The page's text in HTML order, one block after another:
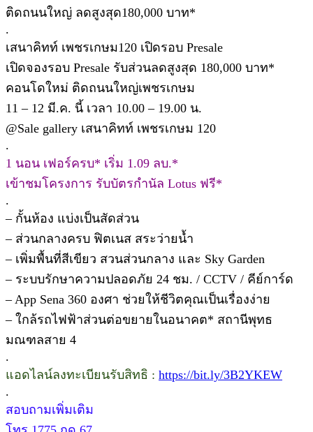
ติดถนนใหญ่ ลดสูงสุด180,000 บาท*
.
เสนาคิทท์ เพชรเกษม120 เปิดรอบ Presale
เปิดจองรอบ Presale รับส่วนลดสูงสุด 180,000 บาท*
คอนโดใหม่ ติดถนนใหญ่เพชรเกษม
11 – 12 มี.ค. นี้ เวลา 10.00 – 19.00 น.
@Sale gallery เสนาคิทท์ เพชรเกษม 120
.
1 นอน เฟอร์ครบ* เริ่ม 1.09 ลบ.*
เข้าชมโครงการ รับบัตรกำนัล Lotus ฟรี*
.
– กั้นห้อง แบ่งเป็นสัดส่วน
– ส่วนกลางครบ ฟิตเนส สระว่ายน้ำ
– เพิ่มพื้นที่สีเขียว สวนส่วนกลาง และ Sky Garden
– ระบบรักษาความปลอดภัย 24 ชม. / CCTV / คีย์การ์ด
– App Sena 360 องศา ช่วยให้ชีวิตคุณเป็นเรื่องง่าย
– ใกล้รถไฟฟ้าส่วนต่อขยายในอนาคต* สถานีพุทธ
มณฑลสาย 4
.
แอดไลน์ลงทะเบียนรับสิทธิ : https://bit.ly/3B2YKEW
.
สอบถามเพิ่มเติม